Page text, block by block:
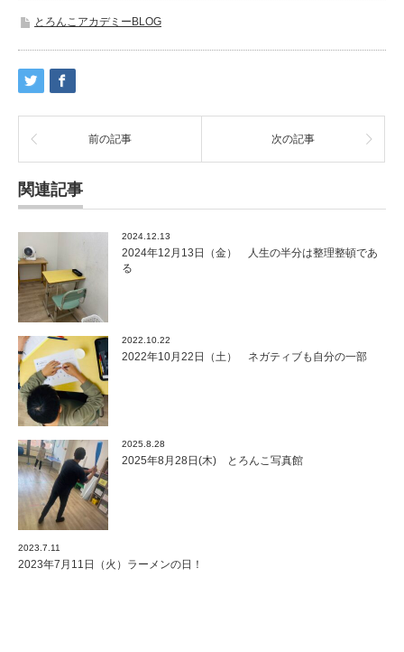
とろんこアカデミーBLOG
前の記事 次の記事
関連記事
2024.12.13
2024年12月13日（金） 人生の半分は整理整頓であ
る
2022.10.22
2022年10月22日（土） ネガティブも自分の一部
2025.8.28
2025年8月28日(木) とろんこ写真館
2023.7.11
2023年7月11日（火）ラーメンの日！